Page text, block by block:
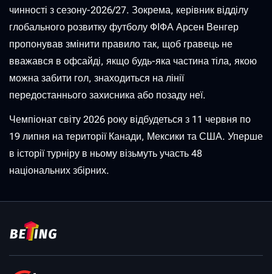
чинності з сезону-2026/27. Зокрема, керівник відділу
глобального розвитку футболу ФІФА Арсен Венгер
пропонував змінити правило так, щоб гравець не
вважався в офсайді, якщо будь-яка частина тіла, якою
можна забити гол, знаходиться на лінії
передостаннього захисника або позаду неї.
Чемпіонат світу 2026 року відбудеться з 11 червня по
19 липня на території Канади, Мексики та США. Уперше
в історії турніру в ньому візьмуть участь 48
національних збірних.